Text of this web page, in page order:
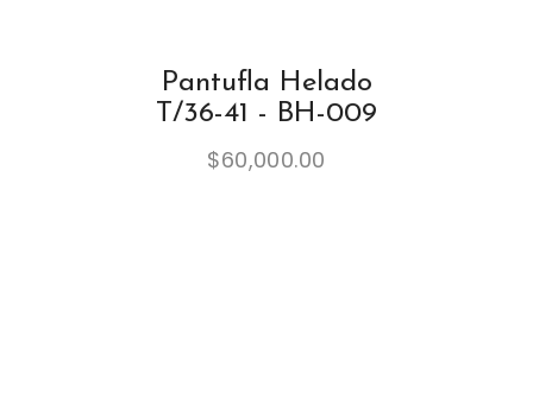
Pantufla Helado
T/36-41 - BH-009
$60,000.00